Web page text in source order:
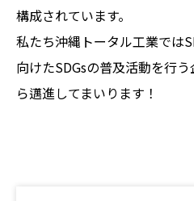
構成されています。
私たち沖縄トータル工業では
向けたSDGsの普及活動を行
ら邁進してまいります！